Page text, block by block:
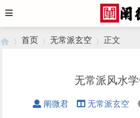
首页 无常派玄空 正文
无常派风水
阐微君 无常派玄空